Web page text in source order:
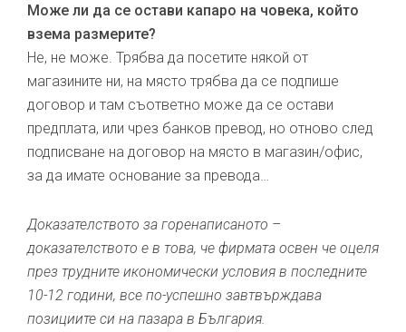
Може ли да се остави капаро на човека, който
взема размерите?
Не, не може. Трябва да посетите някой от
магазините ни, на място трябва да се подпише
договор и там съответно може да се остави
предплата, или чрез банков превод, но отново след
подписване на договор на място в магазин/офис,
за да имате основание за превода…
Доказателството за горенаписаното –
доказателството е в това, че фирмата освен че оцеля
през трудните икономически условия в последните
10-12 години, все по-успешно завтвърждава
позициите си на пазара в България.